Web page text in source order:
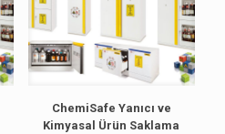
ChemiSafe Yanıcı ve
Kimyasal Ürün Saklama